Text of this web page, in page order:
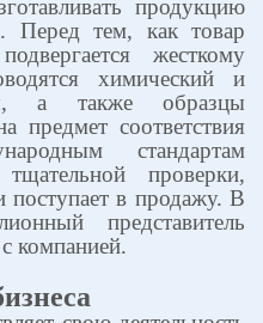
продукцию
Перед тем, как товар
жесткому
химический и
а также образцы
предмет соответствия
стандартам
проверки,
поступает в продажу. В
представитель
компанией.